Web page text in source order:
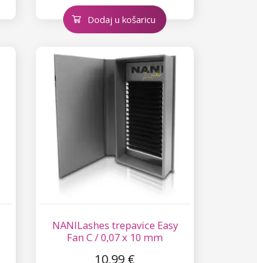
Dodaj u košaricu
NANILashes trepavice Easy
Fan C / 0,07 x 10 mm
10,99 €